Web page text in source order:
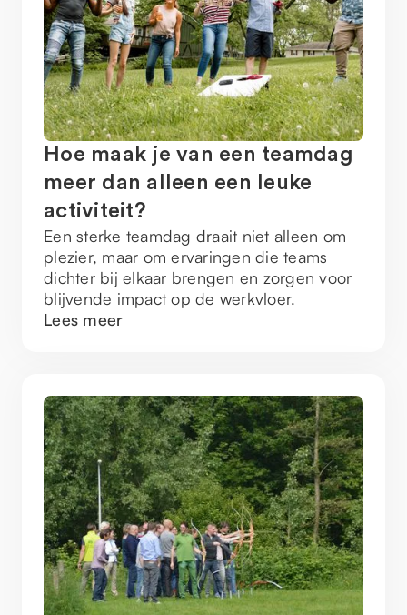
Hoe maak je van een teamdag
meer dan alleen een leuke
activiteit?
Een sterke teamdag draait niet alleen om
plezier, maar om ervaringen die teams
dichter bij elkaar brengen en zorgen voor
blijvende impact op de werkvloer.
Lees meer